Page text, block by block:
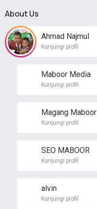
About Us
Ahmad Najmul
Kunjungi profil
Maboor Media
Kunjungi profil
Magang Maboor
Kunjungi profil
SEO MABOOR
Kunjungi profil
alvin
Kunjungi profil